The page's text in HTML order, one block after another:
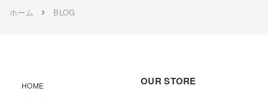
ホーム BLOG
HOME OUR STORE